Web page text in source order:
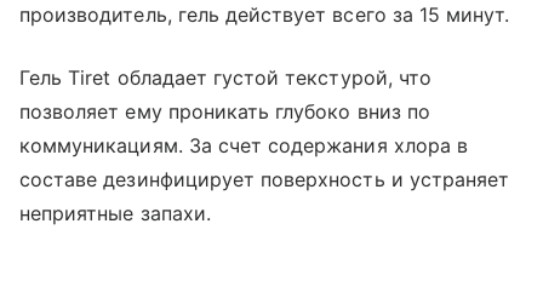
производитель, гель действует всего за 15 минут.
Гель Tiret обладает густой текстурой, что
позволяет ему проникать глубоко вниз по
коммуникациям. За счет содержания хлора в
составе дезинфицирует поверхность и устраняет
неприятные запахи.